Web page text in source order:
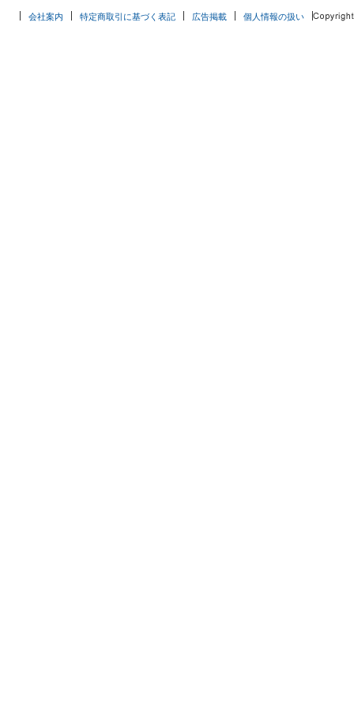
会社案内 特定商取引に基づく表記 広告掲載 個人情報の扱い